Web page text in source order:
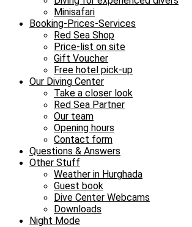
Minisafari
Booking-Prices-Services
Red Sea Shop
Price-list on site
Gift Voucher
Free hotel pick-up
Our Diving Center
Take a closer look
Red Sea Partner
Our team
Opening hours
Contact form
Questions & Answers
Other Stuff
Weather in Hurghada
Guest book
Dive Center Webcams
Downloads
Night Mode